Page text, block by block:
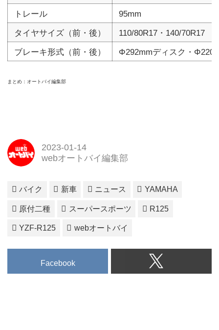
トレール
95mm
タイヤサイズ（前・後）
110/80R17・140/70R17
ブレーキ形式（前・後）
Φ292mmディスク・
まとめ：オートバイ編集部
2023-01-14
webオートバイ編集部
バイク 新車 ニュース YAMAHA
原付二種 スーパースポーツ R125
YZF-R125 webオートバイ
Facebook